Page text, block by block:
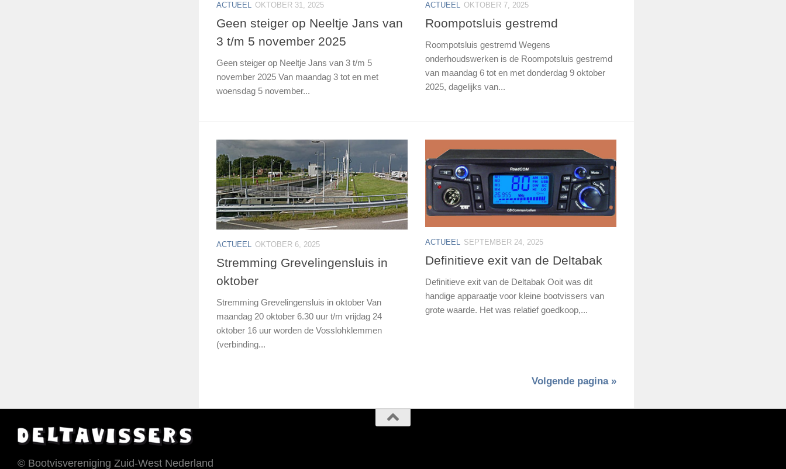
ACTUEEL OKTOBER 31, 2025
Geen steiger op Neeltje Jans van
3 t/m 5 november 2025
Geen steiger op Neeltje Jans van 3 t/m 5
november 2025 Van maandag 3 tot en met
woensdag 5 november...
ACTUEEL OKTOBER 7, 2025
Roompotsluis gestremd
Roompotsluis gestremd Wegens
onderhoudswerken is de Roompotsluis gestremd
van maandag 6 tot en met donderdag 9 oktober
2025, dagelijks van...
ACTUEEL OKTOBER 6, 2025
Stremming Grevelingensluis in
oktober
Stremming Grevelingensluis in oktober Van
maandag 20 oktober 6.30 uur t/m vrijdag 24
oktober 16 uur worden de Vosslohklemmen
(verbinding...
ACTUEEL SEPTEMBER 24, 2025
Definitieve exit van de Deltabak
Definitieve exit van de Deltabak Ooit was dit
handige apparaatje voor kleine bootvissers van
grote waarde. Het was relatief goedkoop,...
Volgende pagina »
© Bootvisvereniging Zuid-West Nederland